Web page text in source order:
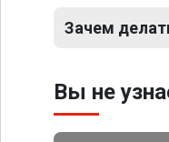
Зачем
Вы не